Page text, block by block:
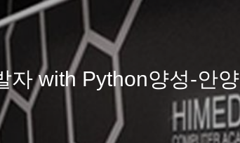
자 with Python양성-안양